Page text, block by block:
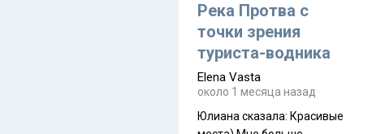
Free, которая стала первой
ультралегкой моделью в
ассортименте
производителя. Новинка
получила двухслойную
конструкцию с отдельным
Река Протва с
точки зрения
туриста-водника
Elena Vasta
около 1 месяца назад
Юлиана сказалa: Красивые